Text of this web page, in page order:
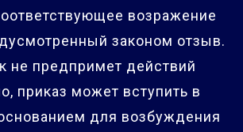
возражение
законом отзыв.
не предпримет действий
приказ может вступить в
для возбуждения